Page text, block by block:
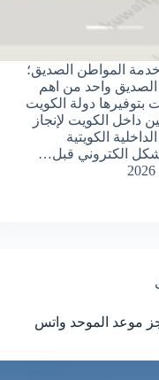
المواطن الصديق؛
واحد من اهم
بتوفيرها دولة الكويت
داخل الكويت لإنجاز
الكويتية
الكتروني قبل…
موعد الموحد واتس